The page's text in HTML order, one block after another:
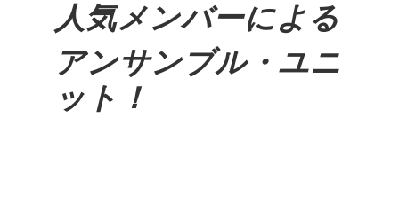
人気メンバーによる
アンサンブル・ユニ
ット！